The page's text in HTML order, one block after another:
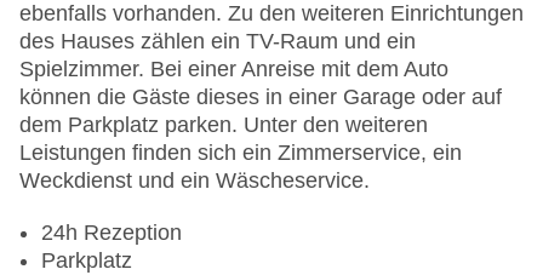
ebenfalls vorhanden. Zu den weiteren Einrichtungen
des Hauses zählen ein TV-Raum und ein
Spielzimmer. Bei einer Anreise mit dem Auto
können die Gäste dieses in einer Garage oder auf
dem Parkplatz parken. Unter den weiteren
Leistungen finden sich ein Zimmerservice, ein
Weckdienst und ein Wäscheservice.
24h Rezeption
Parkplatz